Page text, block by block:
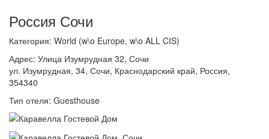
Россия Сочи
Категория: World (w\o Europe, w\o ALL CIS)
Адрес: Улица Изумрудная 32, Сочи
ул. Изумрудная, 34, Сочи, Краснодарский край, Россия,
354340
Тип отеля: Guesthouse